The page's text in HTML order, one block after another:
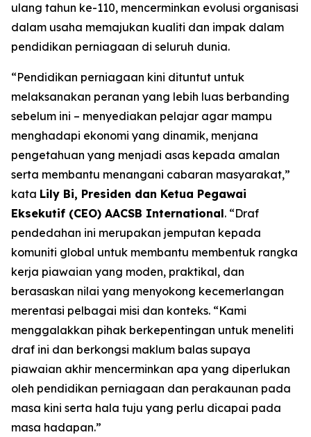
ulang tahun ke-110, mencerminkan evolusi organisasi
dalam usaha memajukan kualiti dan impak dalam
pendidikan perniagaan di seluruh dunia.
“Pendidikan perniagaan kini dituntut untuk
melaksanakan peranan yang lebih luas berbanding
sebelum ini – menyediakan pelajar agar mampu
menghadapi ekonomi yang dinamik, menjana
pengetahuan yang menjadi asas kepada amalan
serta membantu menangani cabaran masyarakat,”
kata Lily Bi, Presiden dan Ketua Pegawai
Eksekutif (CEO) AACSB International. “Draf
pendedahan ini merupakan jemputan kepada
komuniti global untuk membantu membentuk rangka
kerja piawaian yang moden, praktikal, dan
berasaskan nilai yang menyokong kecemerlangan
merentasi pelbagai misi dan konteks. “Kami
menggalakkan pihak berkepentingan untuk meneliti
draf ini dan berkongsi maklum balas supaya
piawaian akhir mencerminkan apa yang diperlukan
oleh pendidikan perniagaan dan perakaunan pada
masa kini serta hala tuju yang perlu dicapai pada
masa hadapan.”